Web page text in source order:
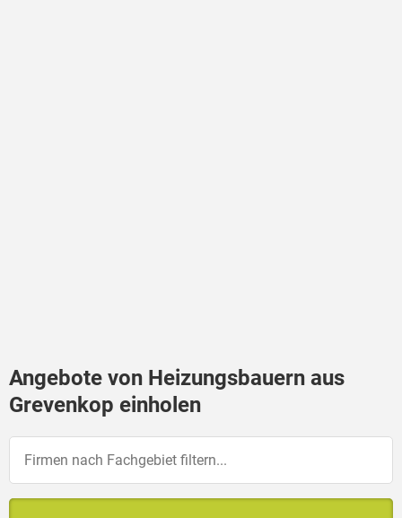
Angebote von Heizungsbauern aus
Grevenkop einholen